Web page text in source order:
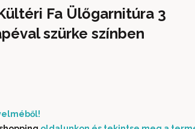
Fa Ülőgarnitúra 3
szürke színben